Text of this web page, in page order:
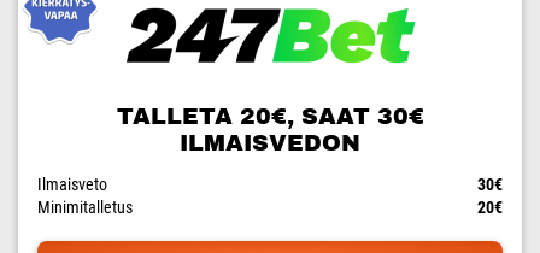
TALLETA 20€, SAAT 30€
ILMAISVEDON
Ilmaisveto
30€
Minimitalletus
20€